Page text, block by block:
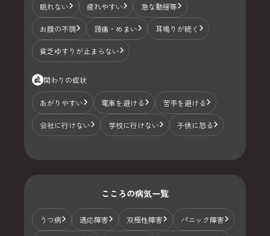
眠れない 疲れやすい 急な動揺等
お腹の不調 頭痛・めまい 耳鳴りが続く
貧乏ゆすりが止まらない
関わりの症状
あがりやすい 電車を避ける 苦手を避ける
会社に行けない 学校に行けない 子供に怒る
こころの病気一覧
うつ病 適応障害 双極性障害 パニック障害